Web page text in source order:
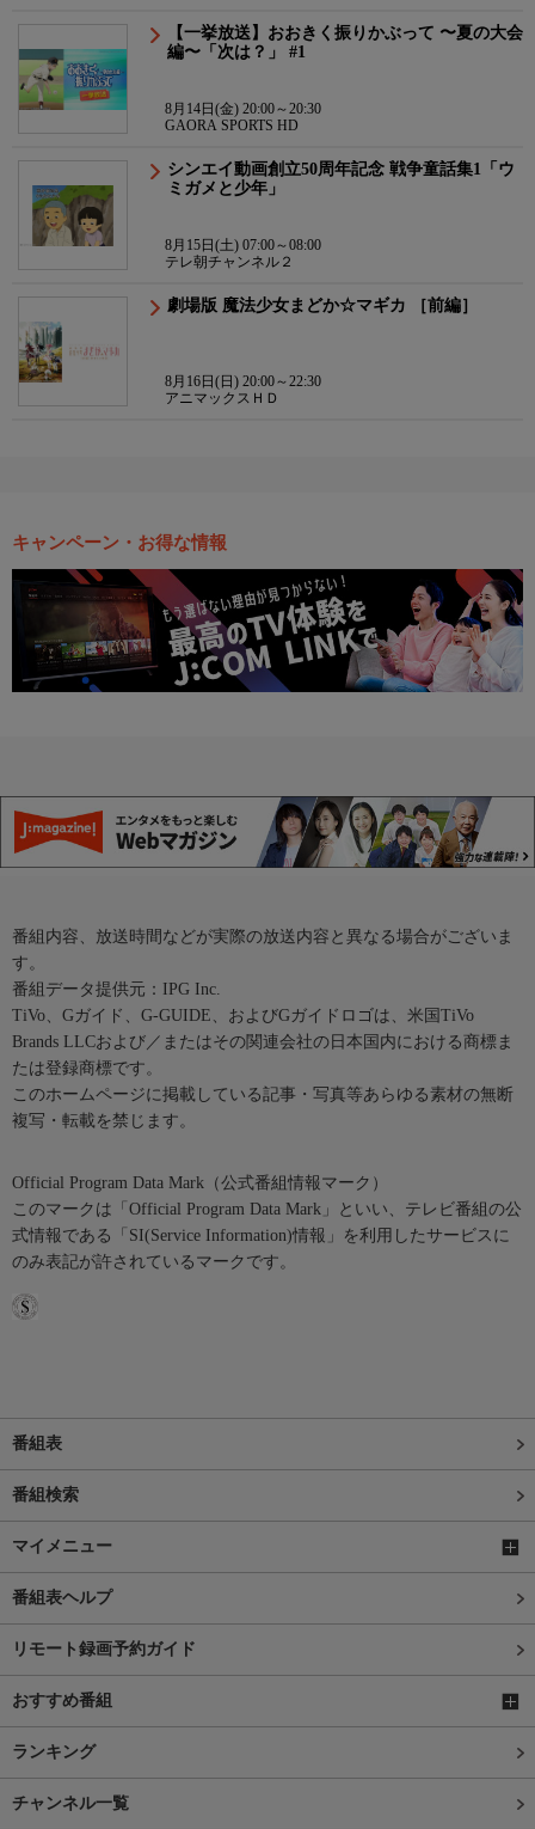
【一挙放送】おおきく振りかぶって 〜夏の大会
編〜「次は？」 #1
8月14日(金) 20:00～20:30
GAORA SPORTS HD
シンエイ動画創立50周年記念 戦争童話集1「ウ
ミガメと少年」
8月15日(土) 07:00～08:00
テレ朝チャンネル２
劇場版 魔法少女まどか☆マギカ ［前編］
8月16日(日) 20:00～22:30
アニマックスＨＤ
キャンペーン・お得な情報
番組内容、放送時間などが実際の放送内容と異なる場合がございま
す。
番組データ提供元：IPG Inc.
TiVo、Gガイド、G-GUIDE、およびGガイドロゴは、米国TiVo
Brands LLCおよび／またはその関連会社の日本国内における商標ま
たは登録商標です。
このホームページに掲載している記事・写真等あらゆる素材の無断
複写・転載を禁じます。
Official Program Data Mark（公式番組情報マーク）
このマークは「Official Program Data Mark」といい、テレビ番組の公
式情報である「SI(Service Information)情報」を利用したサービスに
のみ表記が許されているマークです。
番組表
番組検索
マイメニュー
番組表ヘルプ
リモート録画予約ガイド
おすすめ番組
ランキング
チャンネル一覧